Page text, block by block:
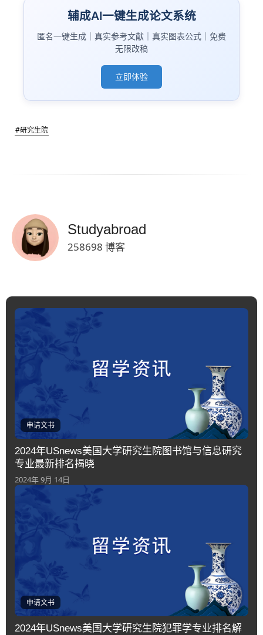
辅成AI一键生成论文系统
匿名一键生成｜真实参考文献｜真实图表公式｜免费
无限改稿
立即体验
#研究生院
Studyabroad
258698 博客
申请文书
2024年USnews美国大学研究生院图书馆与信息研究
专业最新排名揭晓
2024年 9月 14日
申请文书
2024年USnews美国大学研究生院犯罪学专业排名解